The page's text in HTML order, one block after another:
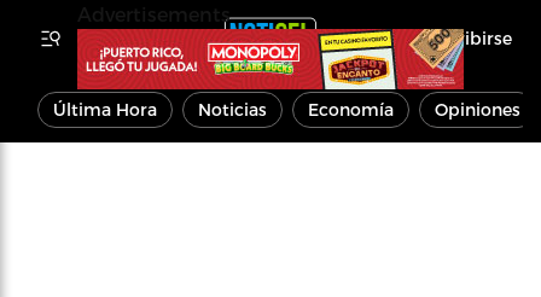
Inscribirse
Última Hora Noticias Economía Opiniones
Advertisements